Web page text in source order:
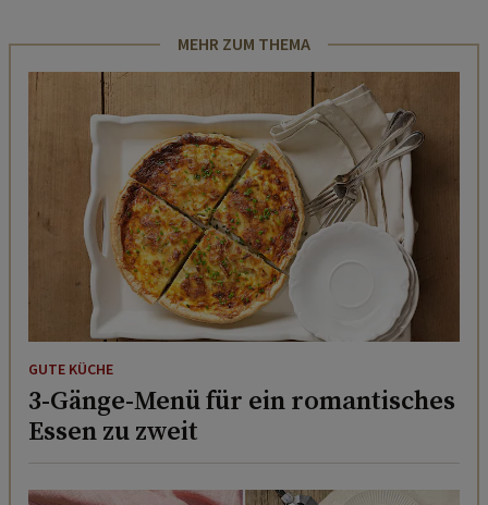
MEHR ZUM THEMA
GUTE KÜCHE
3-Gänge-Menü für ein romantisches
Essen zu zweit